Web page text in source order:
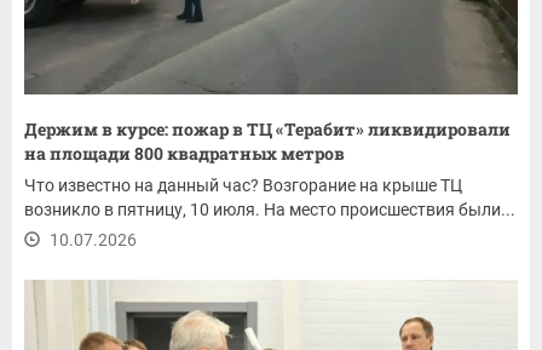
Держим в курсе: пожар в ТЦ «Терабит» ликвидировали
на площади 800 квадратных метров
Что известно на данный час? Возгорание на крыше ТЦ
возникло в пятницу, 10 июля. На место происшествия были...
10.07.2026